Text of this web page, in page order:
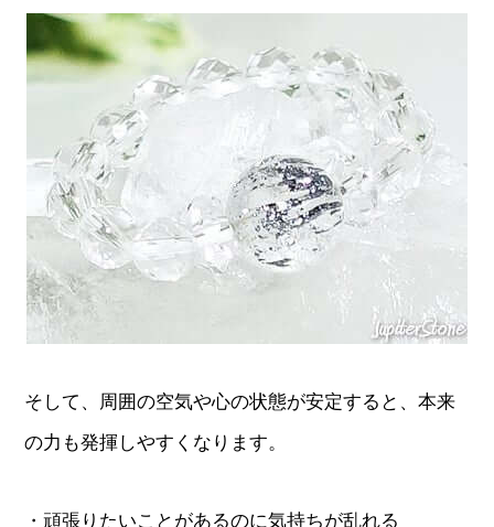
そして、周囲の空気や心の状態が安定すると、本来
の力も発揮しやすくなります。
・頑張りたいことがあるのに気持ちが乱れる